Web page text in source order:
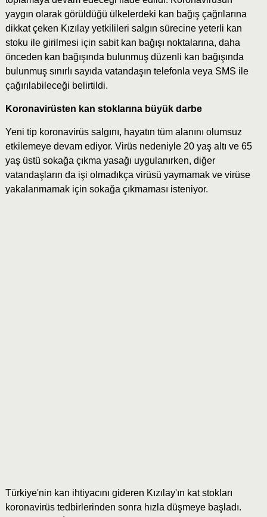
yaygın olarak görüldüğü ülkelerdeki kan bağış çağrılarına
dikkat çeken Kızılay yetkilileri salgın sürecine yeterli kan
stoku ile girilmesi için sabit kan bağışı noktalarına, daha
önceden kan bağışında bulunmuş düzenli kan bağışında
bulunmuş sınırlı sayıda vatandaşın telefonla veya SMS ile
çağırılabileceği belirtildi.
Koronavirüsten kan stoklarına büyük darbe
Yeni tip koronavirüs salgını, hayatın tüm alanını olumsuz
etkilemeye devam ediyor. Virüs nedeniyle 20 yaş altı ve 65
yaş üstü sokağa çıkma yasağı uygulanırken, diğer
vatandaşların da işi olmadıkça virüsü yaymamak ve virüse
yakalanmamak için sokağa çıkmaması isteniyor.
Türkiye'nin kan ihtiyacını gideren Kızılay'ın kat stokları
koronavirüs tedbirlerinden sonra hızla düşmeye başladı.